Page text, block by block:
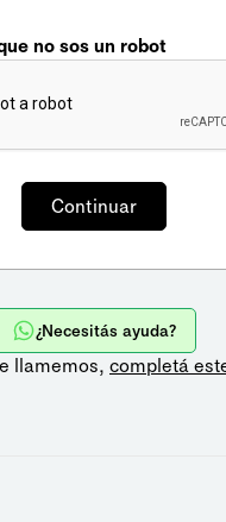
no sos un robot
¿Necesitás ayuda?
llamemos, completá